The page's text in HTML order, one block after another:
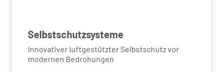
Selbstschutzsysteme
Innovativer luftgestützter Selbstschutz vor
modernen Bedrohungen